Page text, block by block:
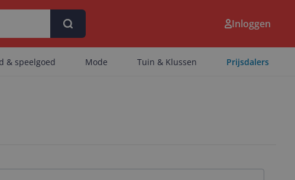
Inloggen
& speelgoed Mode Tuin & Klussen Prijsdalers